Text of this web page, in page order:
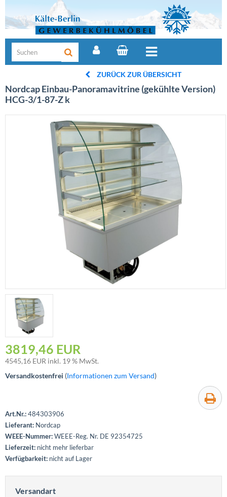
ZURÜCK ZUR ÜBERSICHT
Nordcap Einbau-Panoramavitrine (gekühlte Version)
HCG-3/1-87-Z k
3819,46 EUR
4545,16 EUR inkl. 19 % MwSt.
Versandkostenfrei (Informationen zum Versand)
Art.Nr.:484303906
Lieferant: Nordcap
WEEE-Nummer:WEEE-Reg. Nr. DE 92354725
Lieferzeit: nicht mehr lieferbar
Verfügbarkeit: nicht auf Lager
Versandart